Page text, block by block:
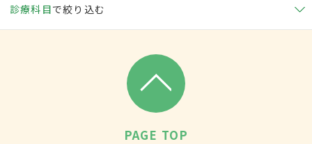
診療科目で絞り込む
PAGE TOP